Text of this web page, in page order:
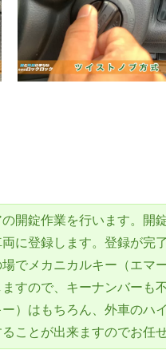
開錠作業を行います。開
に登録します。登録が完
でメカニカルキー（エマ
すので、キーナンバーも
）はもちろん、外車のハ
ことが出来ますのでお任